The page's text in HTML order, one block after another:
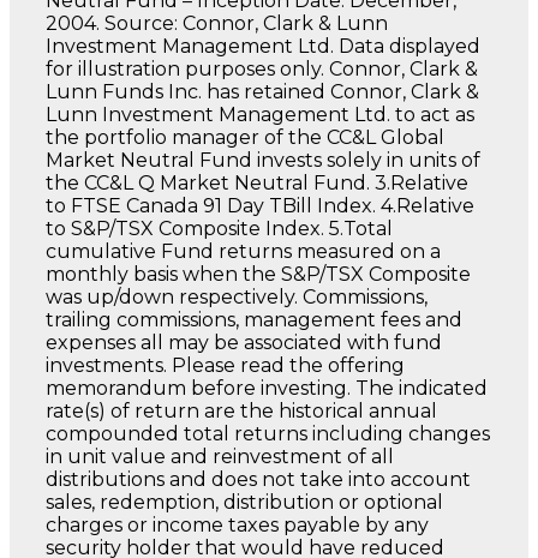
2004. Source: Connor, Clark & Lunn
Investment Management Ltd. Data displayed
for illustration purposes only. Connor, Clark &
Lunn Funds Inc. has retained Connor, Clark &
Lunn Investment Management Ltd. to act as
the portfolio manager of the CC&L Global
Market Neutral Fund invests solely in units of
the CC&L Q Market Neutral Fund. 3.Relative
to FTSE Canada 91 Day TBill Index. 4.Relative
to S&P/TSX Composite Index. 5.Total
cumulative Fund returns measured on a
monthly basis when the S&P/TSX Composite
was up/down respectively. Commissions,
trailing commissions, management fees and
expenses all may be associated with fund
investments. Please read the offering
memorandum before investing. The indicated
rate(s) of return are the historical annual
compounded total returns including changes
in unit value and reinvestment of all
distributions and does not take into account
sales, redemption, distribution or optional
charges or income taxes payable by any
security holder that would have reduced